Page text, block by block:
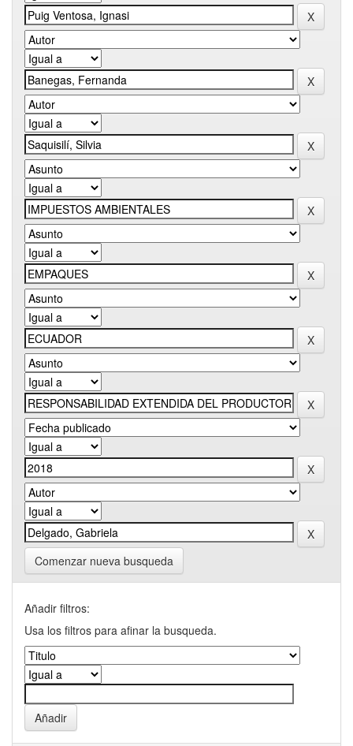
Comenzar nueva busqueda
Añadir filtros:
Usa los filtros para afinar la busqueda.